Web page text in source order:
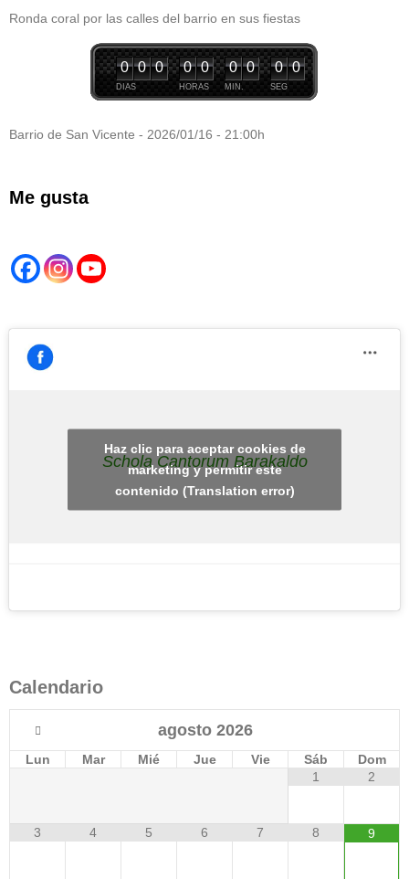
Ronda coral por las calles del barrio en sus fiestas
DIAS
0 0 0
HORAS
0 0
MIN.
0 0
SEG
0 0
Barrio de San Vicente - 2026/01/16 - 21:00h
Me gusta
Schola Cantorum Barakaldo
Haz clic para aceptar cookies de
marketing y permitir este
contenido (Translation error)
Calendario
agosto 2026
Lun Mar Mié Jue Vie Sáb
Dom
1
2
3 4 5 6 7 8 9